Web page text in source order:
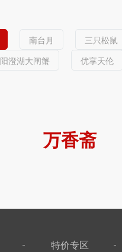
南台月 三只松鼠
阳澄湖大闸蟹 优享天伦
万香斋
特价专区